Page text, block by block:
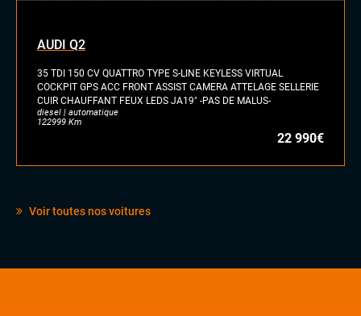
AUDI Q2
35 TDI 150 CV QUATTRO TYPE S-LINE KEYLESS VIRTUAL
COCKPIT GPS ACC FRONT ASSIST CAMERA ATTELAGE SELLERIE
CUIR CHAUFFANT FEUX LEDS JA19" -PAS DE MALUS-
diesel | automatique
122999 Km
22 990€
Voir toutes nos voitures